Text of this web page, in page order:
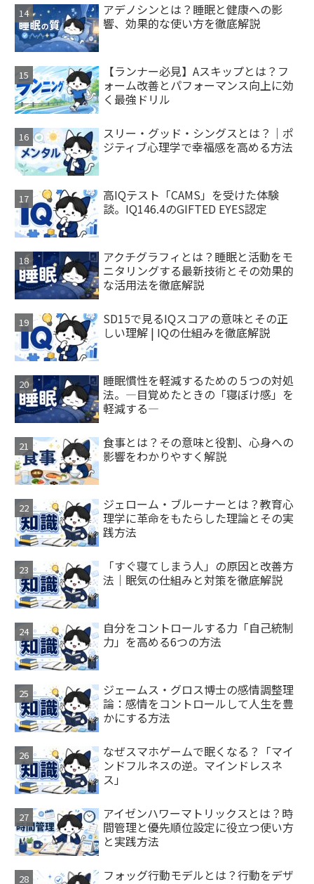
アデノシンとは？睡眠と健康への影
響、効果的な使い方を徹底解説
【ランナー必見】Aスキップとは？フ
ォーム改善とパフォーマンス向上に効
く最強ドリル
スリー・グッド・シングスとは？｜ポ
ジティブ心理学で幸福感を高める方法
高IQテスト「CAMS」を受けた体験
談。IQ146.4のGIFTED EYES認定
アクチグラフィとは？睡眠と活動をモ
ニタリングする最新技術とその効果的
な活用法を徹底解説
SD15で見るIQスコアの意味とその正
しい理解 | IQの仕組みを徹底解説
睡眠慣性を軽減するための５つの対処
法。―目覚めたときの「寝ぼけ感」を
軽減する―
食事とは？その意味と役割、心身への
影響をわかりやすく解説
ジェローム・ブルーナーとは？教育心
理学に革命をもたらした理論とその実
践方法
「すぐ寝てしまう人」の原因と改善方
法｜眠気の仕組みと対策を徹底解説
自分をコントロールする力「自己統制
力」を高める6つの方法
ジェームス・グロス博士の感情調整理
論：感情をコントロールして人生を豊
かにする方法
なぜスマホゲームで眠くなる？「マイ
ンドフルネスの逆。マインドレスネ
ス」
アイゼンハワーマトリックスとは？時
間管理と優先順位設定に役立つ使い方
と実践方法
フォッグ行動モデルとは？行動をデザ